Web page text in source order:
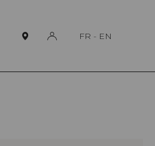
FR - EN